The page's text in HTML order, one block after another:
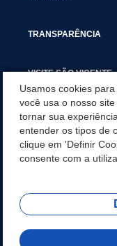
TRANSPARÊNCIA
VISITE SÃO VICENTE
SÃO VICENTE
DURANTE O
CONSCIENTIZAÇÃO
REDES SOCIAIS
Usamos cookies
você usa o nosso
tornar sua
entender os tipos de
clique em 'Definir
consente com a